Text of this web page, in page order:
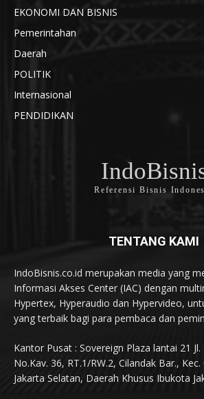
EKONOMI DAN BISNIS
Pemerintahan
Daerah
POLITIK
Internasional
PENDIDIKAN
Referensi Bisnis
TENTANG KAMI
IndoBisnis.co.id merupakan media yang
Informasi Akses Center (IAC) dengan
Hypertex, Hyperaudio dan Hypervideo,
yang terbaik bagi para pembaca dan
Kantor Pusat : Sovereign Plaza lantai 21
No.Kav. 36, RT.1/RW.2, Cilandak Bar.,
Jakarta Selatan, Daerah Khusus Ibukota